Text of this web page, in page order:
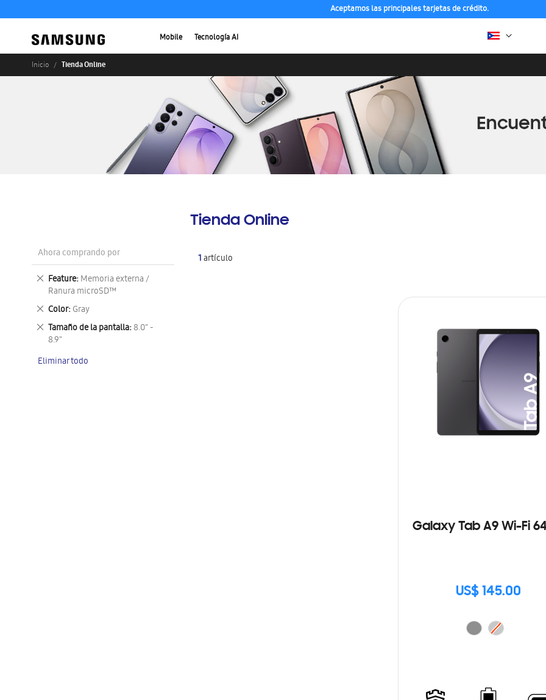
Aceptamos las principales tarjetas de crédito.
Mobile Tecnología AI
Inicio Tienda Online
Tienda Online
1artículo
Galaxy Tab A9 Wi-Fi
US$ 145.00
Ahora comprando por
Feature Memoria externa /
Ranura microSD™
Eliminar
este
artículo
Color Gray
Eliminar
este
artículo
Tamaño de la pantalla 8.0" -
8.9"
Eliminar
este
Eliminar todo